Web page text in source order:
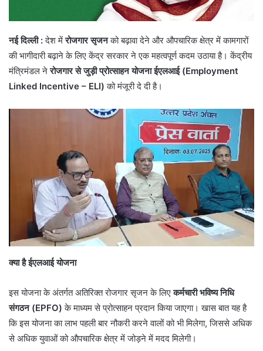
नई दिल्ली :देश मेंरोजगार सृजनको बढ़ावा देने और औपचारिक क्षेत्र में कामगारों
की भागीदारी बढ़ाने के लिए केंद्र सरकार ने एक महत्वपूर्ण कदम उठाया है। केंद्रीय
मंत्रिमंडल नेरोजगार से जुड़ी प्रोत्साहन योजना ईएलआई (Employment
Linked Incentive – ELI) को मंजूरी दे दी है।
क्या है ईएलआई योजना
इस योजना के अंतर्गत अतिरिक्त रोजगार सृजन के लिएकर्मचारी भविष्य निधि
संगठन (EPFO) के माध्यम से प्रोत्साहन प्रदान किया जाएगा। खास बात यह है
कि इस योजना का लाभ पहली बार नौकरी करने वालों को भी मिलेगा, जिससे अधिक
से अधिक युवाओं को औपचारिक क्षेत्र में जोड़ने में मदद मिलेगी।